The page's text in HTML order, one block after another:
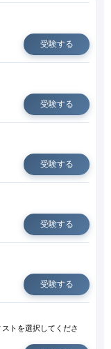
受験する
受験する
受験する
受験する
受験する
トを選択してくださ